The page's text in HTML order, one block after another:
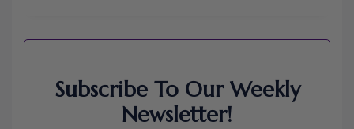
Subscribe To Our Weekly
Newsletter!